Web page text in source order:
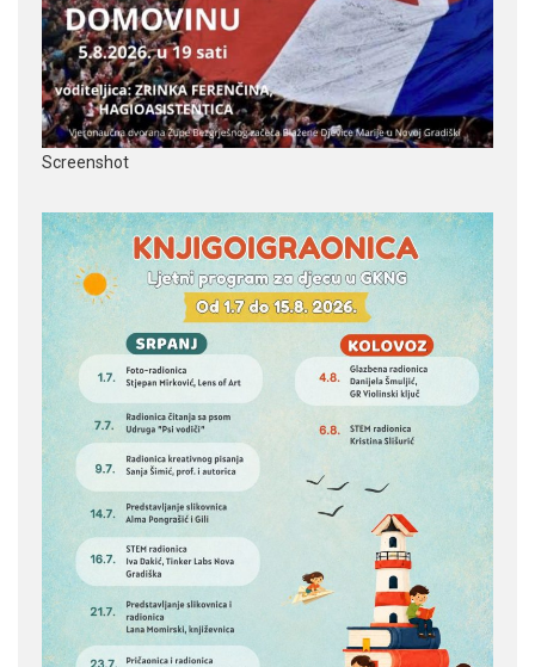
Screenshot